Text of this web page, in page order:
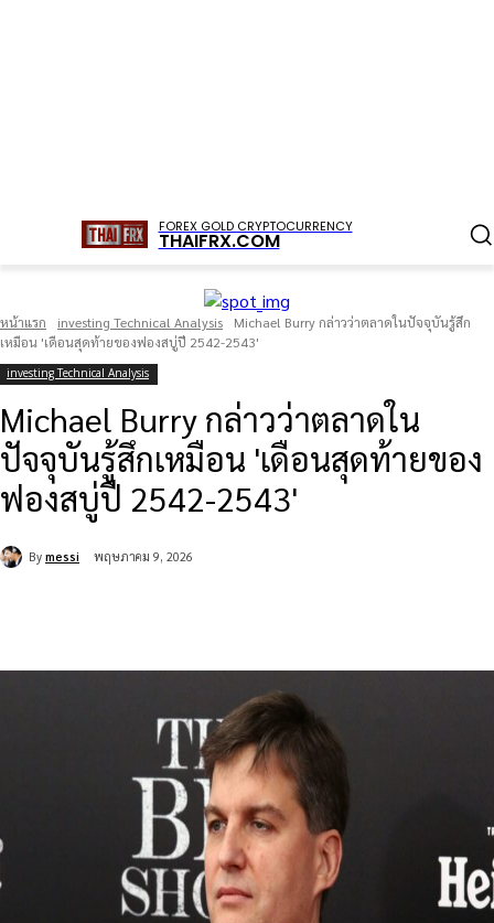
FOREX GOLD CRYPTOCURRENCY
THAIFRX.COM
หน้าแรก investing Technical Analysis
Michael Burry กล่าวว่าตลาดในปัจจุบันรู้สึก
เหมือน 'เดือนสุดท้ายของฟองสบู่ปี 2542-2543'
investing Technical Analysis
Michael Burry กล่าวว่าตลาดใน
ปัจจุบันรู้สึกเหมือน 'เดือนสุดท้ายของ
ฟองสบู่ปี 2542-2543'
By messi พฤษภาคม 9, 2026